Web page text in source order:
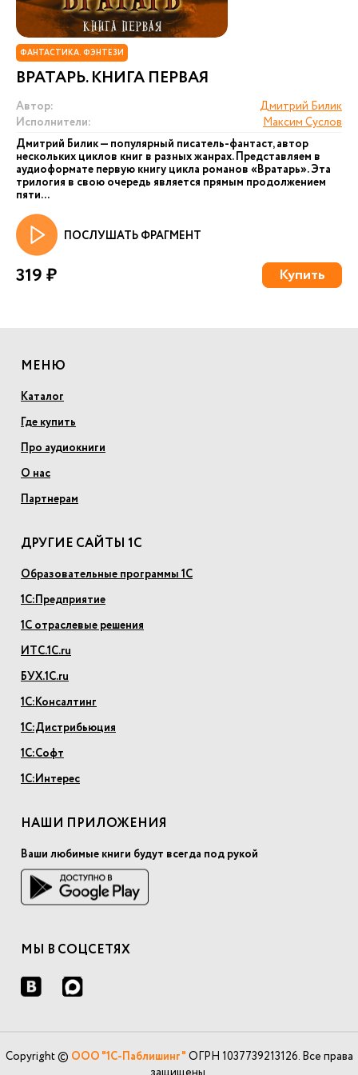
ФАНТАСТИКА. ФЭНТЕЗИ
ВРАТАРЬ. КНИГА ПЕРВАЯ
Автор:
Дмитрий Билик
Исполнители:
Максим Суслов
Дмитрий Билик — популярный писатель-фантаст, автор
нескольких циклов книг в разных жанрах. Представляем в
аудиоформате первую книгу цикла романов «Вратарь». Эта
трилогия в свою очередь является прямым продолжением
пяти...
ПОСЛУШАТЬ ФРАГМЕНТ
319 ₽ Купить
МЕНЮ
Каталог
Где купить
Про аудиокниги
О нас
Партнерам
ДРУГИЕ САЙТЫ 1С
Образовательные программы 1С
1С:Предприятие
1С отраслевые решения
ИТС.1С.ru
БУХ.1С.ru
1С:Консалтинг
1С:Дистрибьюция
1С:Софт
1С:Интерес
НАШИ ПРИЛОЖЕНИЯ
Ваши любимые книги будут всегда под рукой
МЫ В СОЦСЕТЯХ
Copyright © ООО "1С-Паблишинг" ОГРН 1037739213126. Все права